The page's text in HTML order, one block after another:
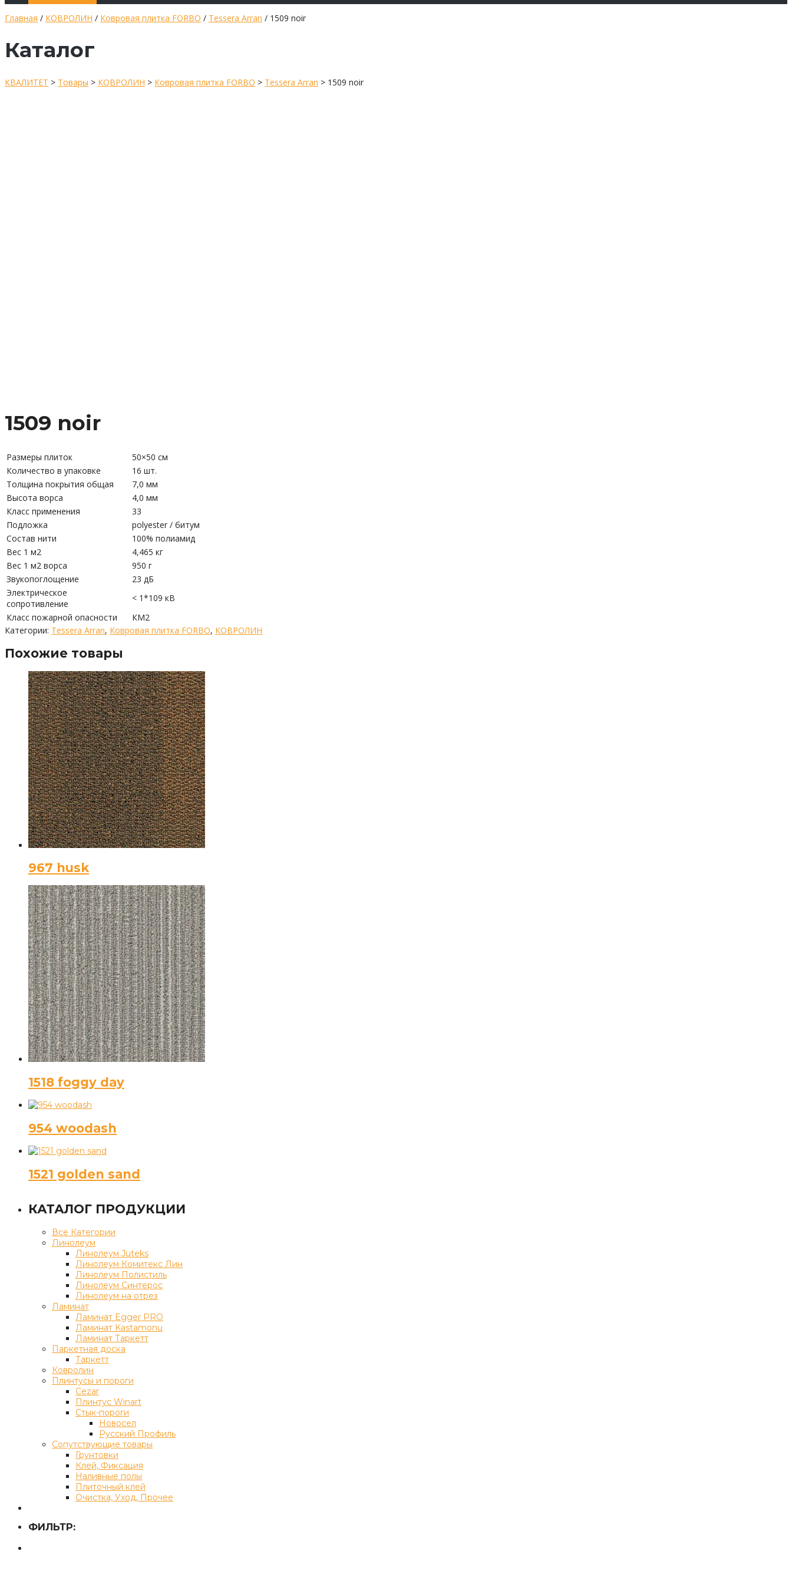
Главная / КОВРОЛИН / Ковровая плитка FORBO / Tessera Arran / 1509 noir
Каталог
КВАЛИТЕТ > Товары > КОВРОЛИН > Ковровая плитка FORBO > Tessera Arran > 1509 noir
1509 noir
Размеры плиток
50×50 см
Количество в упаковке
16 шт.
Толщина покрытия общая
7,0 мм
Высота ворса
4,0 мм
Класс применения
33
Подложка
polyester / битум
Состав нити
100% полиамид
Вес 1 м2
4,465 кг
Вес 1 м2 ворса
950 г
Звукопоглощение
23 дБ
Электрическое
сопротивление
< 1*109 кВ
Класс пожарной опасности
КМ2
Категории: Tessera Arran, Ковровая плитка FORBO, КОВРОЛИН
Похожие товары
967 husk
1518 foggy day
954 woodash
1521 golden sand
КАТАЛОГ ПРОДУКЦИИ
Все Категории
Линолеум
Линолеум Juteks
Линолеум Комитекс Лин
Линолеум Полистиль
Линолеум Синтерос
Линолеум на отрез
Ламинат
Ламинат Egger PRO
Ламинат Kastamonu
Ламинат Таркетт
Паркетная доска
Таркетт
Ковролин
Плинтусы и пороги
Cezar
Плинтус Winart
Стык-пороги
Новосел
Русский Профиль
Сопутствующие товары
Грунтовки
Клей, Фиксация
Наливные полы
Плиточный клей
Очистка, Уход, Прочее
ФИЛЬТР: